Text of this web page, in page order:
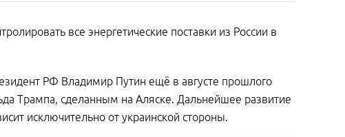
все энергетические поставки из России в
РФ Владимир Путин ещё в августе прошлого
Трампа, сделанным на Аляске. Дальнейшее развитие
исключительно от украинской стороны.